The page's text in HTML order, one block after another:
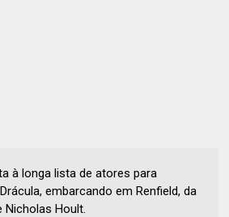
à longa lista de atores para
embarcando em Renfield, da
Nicholas Hoult.